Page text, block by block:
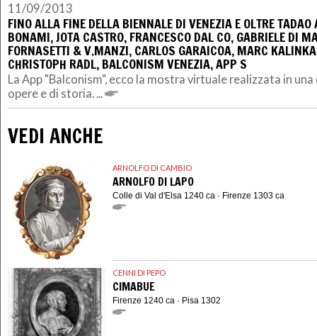
11/09/2013
FINO ALLA FINE DELLA BIENNALE DI VENEZIA E OLTRE TADAO
BONAMI, JOTA CASTRO, FRANCESCO DAL CO, GABRIELE DI
FORNASETTI & V.MANZI, CARLOS GARAICOA, MARC
CHRISTOPH RADL, BALCONISM VENEZIA, APP S
La App "Balconism", ecco la mostra virtuale realizzata in
opere e di storia. ...
VEDI ANCHE
ARNOLFO DI CAMBIO
ARNOLFO DI LAPO
Colle di Val d'Elsa 1240 ca · Firenze 1303 ca
CENNI DI PEPO
CIMABUE
Firenze 1240 ca · Pisa 1302